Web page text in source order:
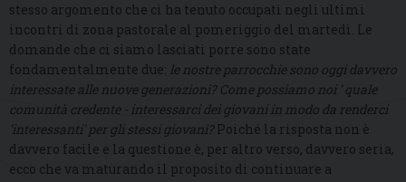
stesso argomento che ci ha tenuto occupati negli ultimi
incontri di zona pastorale al pomeriggio del martedì. Le
domande che ci siamo lasciati porre sono state
fondamentalmente due: le nostre parrocchie sono oggi davvero
interessate alle nuove generazioni? Come possiamo noi ' quale
comunità credente - interessarci dei giovani in modo da renderci
'interessanti' per gli stessi giovani?Poiché la risposta non è
davvero facile e la questione è, per altro verso, davvero seria,
ecco che va maturando il proposito di continuare a